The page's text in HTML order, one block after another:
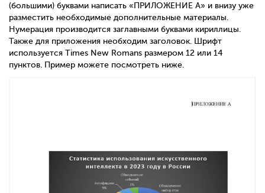
(большими) буквами написать «ПРИЛОЖЕНИЕ А» и внизу уже
разместить необходимые дополнительные материалы.
Нумерация производится заглавными буквами кириллицы.
Также для приложения необходим заголовок. Шрифт
используется Times New Romans размером 12 или 14
пунктов. Пример можете посмотреть ниже.